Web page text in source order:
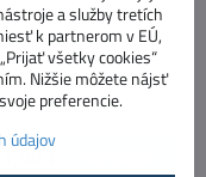
€
a služby tretích
k partnerom v EÚ,
všetky cookies“
Nižšie môžete nájsť
preferencie.
údajov